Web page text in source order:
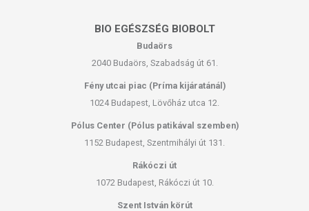
BIO EGÉSZSÉG BIOBOLT
Budaörs
2040 Budaörs, Szabadság út 61.
Fény utcai piac (Príma kijáratánál)
1024 Budapest, Lövőház utca 12.
Pólus Center (Pólus patikával szemben)
1152 Budapest, Szentmihályi út 131.
Rákóczi út
1072 Budapest, Rákóczi út 10.
Szent István körút